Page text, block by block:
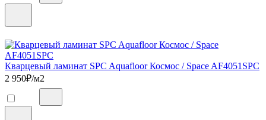
Кварцевый ламинат SPC Aquafloor Космос / Space AF4051SPC
2 950₽/м2